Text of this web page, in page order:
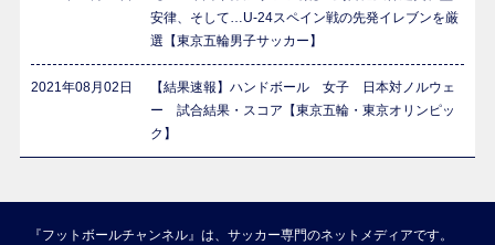
安律、そして…U-24スペイン戦の先発イレブンを厳
選【東京五輪男子サッカー】
2021年08月02日
【結果速報】ハンドボール 女子 日本対ノルウェ
ー 試合結果・スコア【東京五輪・東京オリンピッ
ク】
『フットボールチャンネル』は、サッカー専門のネットメディアです。